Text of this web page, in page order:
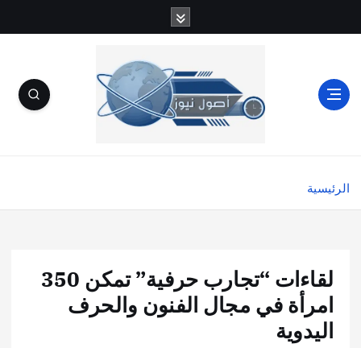
ل
الرئيسية
لقاءات “تجارب حرفية” تمكن 350
امرأة في مجال الفنون والحرف
اليدوية